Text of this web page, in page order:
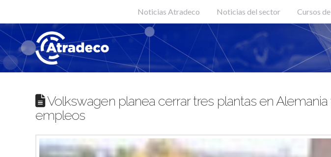
Noticias Atradeco Noticias del sector Cursos
Volkswagen planea cerrar tres plantas en
empleos